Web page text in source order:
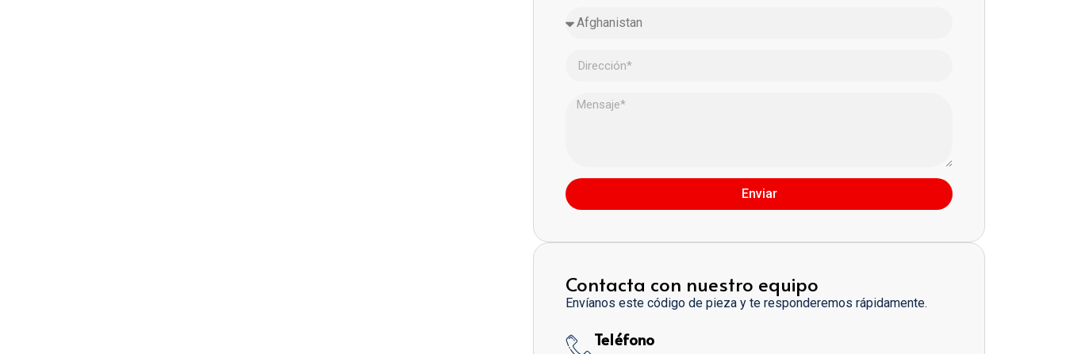
Enviar
Contacta con nuestro equipo
Envíanos este código de pieza y te responderemos rápidamente.
Teléfono